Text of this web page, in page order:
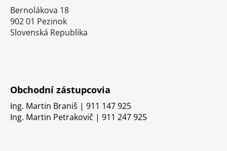
Bernolákova 18
902 01 Pezinok
Slovenská Republika
Obchodní zástupcovia
Ing. Martin Braniš | 911 147 925
Ing. Martin Petrakovič | 911 247 925